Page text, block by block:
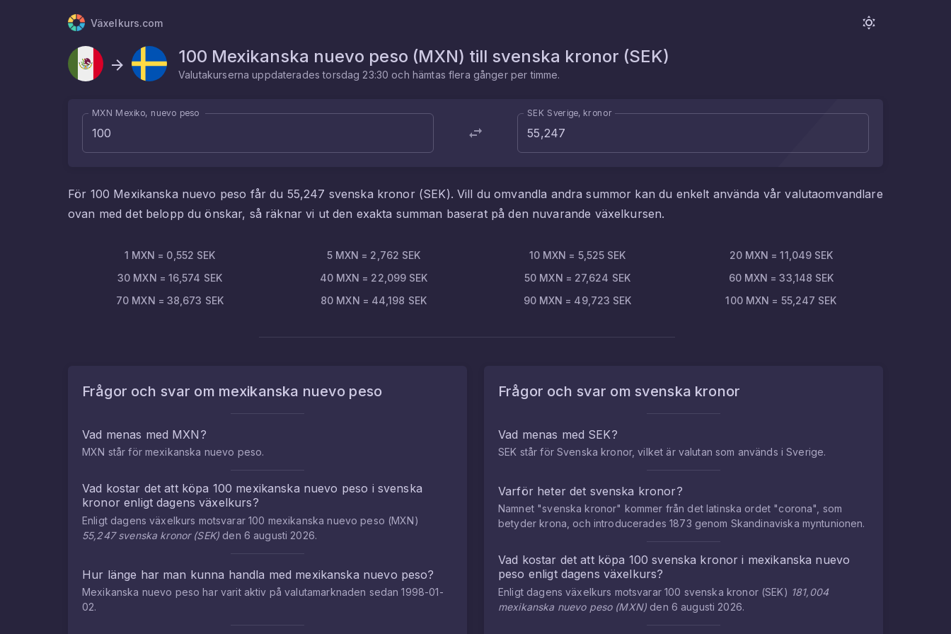
Växelkurs.com
100 Mexikanska nuevo peso (MXN) till svenska kronor (SEK)
Valutakurserna uppdateradestorsdag 23:30 och hämtas flera gånger per timme.
MXN Mexiko, nuevo peso SEK Sverige, kronor
För 100 Mexikanska nuevo peso får du 55,247 svenska kronor(SEK). Vill du omvandla andra summor kan du enkelt använda vår valutaomvandlare
ovan med det belopp du önskar, så räknar vi ut den exakta summan baserat på den nuvarande växelkursen.
1 MXN = 0,552 SEK 5 MXN = 2,762 SEK 10 MXN = 5,525 SEK 20 MXN =11,049 SEK
30 MXN = 16,574 SEK 40 MXN = 22,099 SEK 50 MXN = 27,624 SEK 60 MXN =33,148 SEK
70 MXN = 38,673 SEK 80 MXN = 44,198 SEK 90 MXN = 49,723 SEK 100 MXN = 55,247 SEK
Frågor och svar om mexikanska nuevo peso
Vad menas med MXN ?
MXN står för mexikanska nuevo peso.
Vad kostar det att köpa 100 mexikanska nuevo peso i svenska
kronorenligt dagens växelkurs?
Enligt dagens växelkurs motsvarar100 mexikanska nuevo peso (MXN)
55,247 svenska kronor(SEK) den 6 augusti 2026.
Hur länge har man kunna handla med mexikanska nuevo peso?
Mexikanska nuevo peso har varit aktiv på valutamarknaden sedan1998-01-
02.
Frågor och svar om svenska kronor
Vad menas med SEK?
SEK står för Svenska kronor, vilket är valutan som används i Sverige.
Varför heter det svenska kronor?
Namnet "svenska kronor" kommer från det latinska ordet "corona", som
betyder krona, och introducerades 1873 genom Skandinaviska myntunionen.
Vad kostar det att köpa 100svenska kronor i mexikanska nuevo
peso enligt dagens växelkurs?
Enligt dagens växelkurs motsvarar100 svenska kronor(SEK) 181,004
mexikanska nuevo peso(MXN) den 6 augusti 2026.